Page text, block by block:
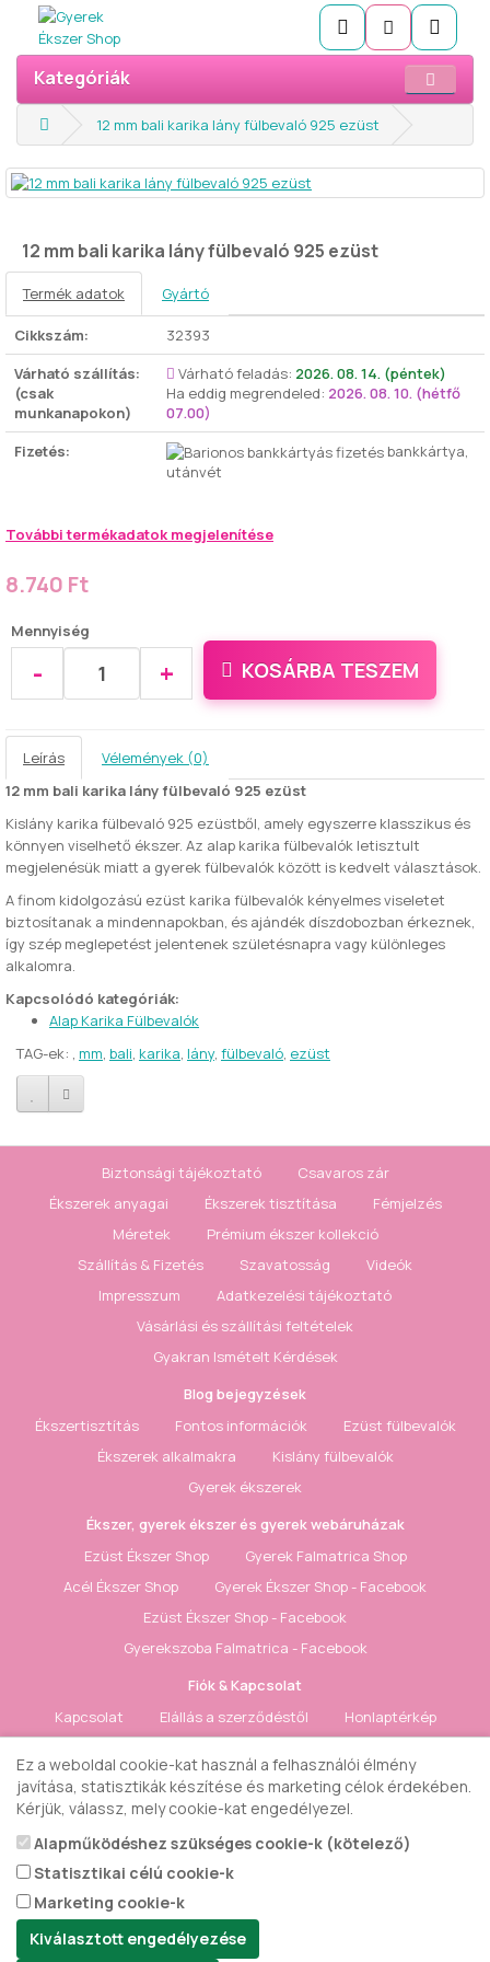
Kategóriák
12 mm bali karika lány fülbevaló 925 ezüst
12 mm bali karika lány fülbevaló 925 ezüst
Termék adatok Gyártó
Cikkszám:
32393
Várható szállítás:
(csak
munkanapokon)
Várható feladás: 2026. 08. 14. (péntek)
Ha eddig megrendeled: 2026. 08. 10. (hétfő
07.00)
Fizetés:
bankkártya,
utánvét
További termékadatok megjelenítése
8.740 Ft
Mennyiség
- + KOSÁRBA TESZEM
Leírás
Vélemények (0)
12 mm bali karika lány fülbevaló 925 ezüst
Kislány karika fülbevaló 925 ezüstből, amely egyszerre klasszikus és
könnyen viselhető ékszer. Az alap karika fülbevalók letisztult
megjelenésük miatt a gyerek fülbevalók között is kedvelt választások.
A finom kidolgozású ezüst karika fülbevalók kényelmes viseletet
biztosítanak a mindennapokban, és ajándék díszdobozban érkeznek,
így szép meglepetést jelentenek születésnapra vagy különleges
alkalomra.
Kapcsolódó kategóriák:
Alap Karika Fülbevalók
TAG-ek: , mm, bali, karika, lány, fülbevaló, ezüst
Biztonsági tájékoztató
Csavaros zár
Ékszerek anyagai
Ékszerek tisztítása
Fémjelzés
Méretek
Prémium ékszer kollekció
Szállítás & Fizetés
Szavatosság
Videók
Impresszum
Adatkezelési tájékoztató
Vásárlási és szállítási feltételek
Gyakran Ismételt Kérdések
Blog bejegyzések
Ékszertisztítás
Fontos információk
Ezüst fülbevalók
Ékszerek alkalmakra
Kislány fülbevalók
Gyerek ékszerek
Ékszer, gyerek ékszer és gyerek webáruházak
Ezüst Ékszer Shop
Gyerek Falmatrica Shop
Acél Ékszer Shop
Gyerek Ékszer Shop - Facebook
Ezüst Ékszer Shop - Facebook
Gyerekszoba Falmatrica - Facebook
Fiók & Kapcsolat
Kapcsolat
Elállás a szerződéstől
Honlaptérkép
Gyerek ékszer Shop © 2018 - ezüst gyerek ékszerek
Ez a weboldal cookie-kat használ a felhasználói élmény
javítása, statisztikák készítése és marketing célok érdekében.
Kérjük, válassz, mely cookie-kat engedélyezel.
Alapműködéshez szükséges cookie-k (kötelező)
Statisztikai célú cookie-k
Marketing cookie-k
Kiválasztott engedélyezése